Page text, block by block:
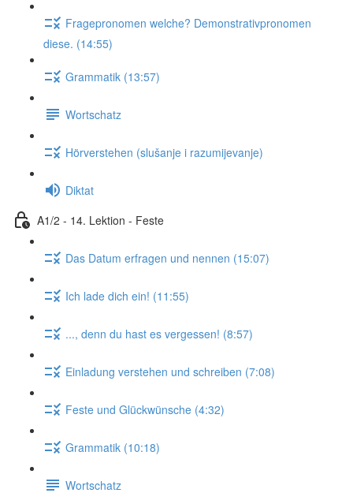
Fragepronomen welche? Demonstrativpronomen
diese. (14:55)
Grammatik (13:57)
Wortschatz
Hörverstehen (slušanje i razumijevanje)
Diktat
A1/2 - 14. Lektion - Feste
Das Datum erfragen und nennen (15:07)
Ich lade dich ein! (11:55)
..., denn du hast es vergessen! (8:57)
Einladung verstehen und schreiben (7:08)
Feste und Glückwünsche (4:32)
Grammatik (10:18)
Wortschatz